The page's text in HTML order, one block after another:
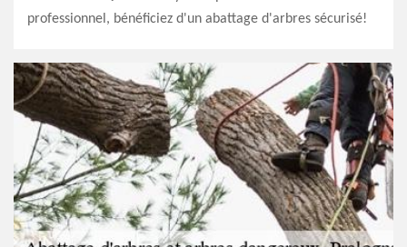
professionnel, bénéficiez d'un abattage d'arbres sécurisé!